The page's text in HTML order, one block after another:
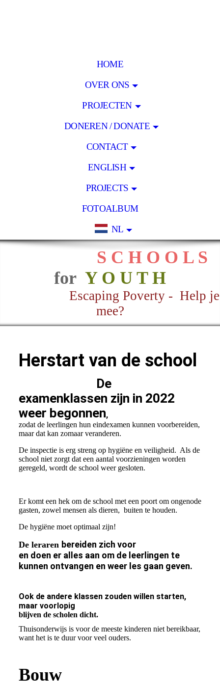
HOME
OVER ONS
PROJECTEN
DONEREN / DONATE
CONTACT
ENGLISH
PROJECTS
FOTOALBUM
NL
S C H O O L S
for Y O U T H
Escaping Poverty - Help je
mee?
Herstart van de school
De
examenklassen zijn in 2022
weer begonnen,
zodat de leerlingen hun eindexamen kunnen voorbereiden,
maar dat kan zomaar veranderen.
De inspectie is erg streng op hygiëne en veiligheid. Als de
school niet zorgt dat een aantal voorzieningen worden
geregeld, wordt de school weer gesloten.
Er komt een hek om de school met een poort om ongenode
gasten, zowel mensen als dieren, buiten te houden.
De hygiëne moet optimaal zijn!
De leraren bereiden zich voor
en doen er alles aan om de leerlingen te
kunnen ontvangen en weer les gaan geven.
Ook de andere klassen zouden willen starten,
maar voorlopig
blijven de scholen dicht.
Thuisonderwijs is voor de meeste kinderen niet bereikbaar,
want het is te duur voor veel ouders.
Bouw